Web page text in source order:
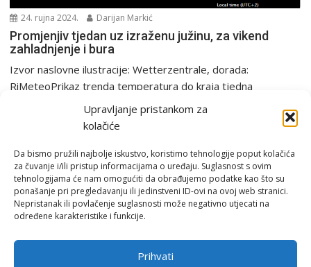
Upravljanje pristankom za
kolačiće
Da bismo pružili najbolje iskustvo, koristimo tehnologije poput kolačića
za čuvanje i/ili pristup informacijama o uređaju. Suglasnost s ovim
tehnologijama će nam omogućiti da obrađujemo podatke kao što su
ponašanje pri pregledavanju ili jedinstveni ID-ovi na ovoj web stranici.
Nepristanak ili povlačenje suglasnosti može negativno utjecati na
određene karakteristike i funkcije.
Prihvati
24. rujna 2024. Darijan Markić
Promjenjiv tjedan uz izraženu južinu, za vikend
zahladnjenje i bura
Izvor naslovne ilustracije: Wetterzentrale, dorada:
RiMeteoPrikaz trenda temperatura do kraja tjedna
(narančasti okvir). Vidljivo je zatopljenje...
PGŽ i Hrvatska
Email: rimeteoATyahoo.com
Politika privatnosti